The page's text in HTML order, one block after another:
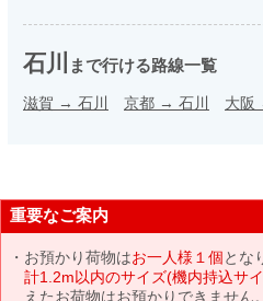
石川 まで行ける路線一覧
滋賀 → 石川 京都 → 石川 大阪
重要なご案内
お預かり荷物はお一人様１個とな
計1.2m以内のサイズ(機内持込サ
えたお荷物はお預かりできません。